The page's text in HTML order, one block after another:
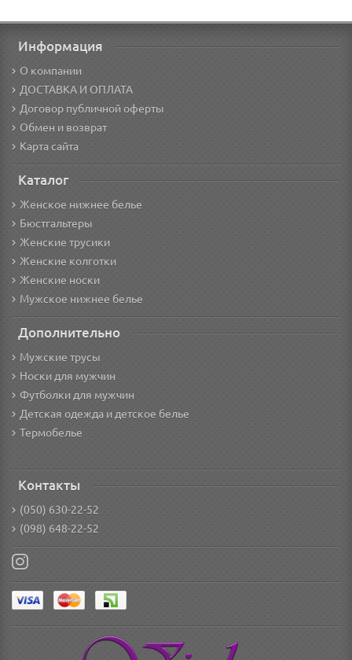
Информация
О компании
ДОСТАВКА И ОПЛАТА
Договор публичной оферты
Обмен и возврат
Карта сайта
Каталог
Женское нижнее белье
Бюстгальтеры
Женские трусики
Женские колготки
Женские носки
Мужское нижнее белье
Дополнительно
Мужские трусы
Носки для мужчин
Футболки для мужчин
Детская одежда и детское белье
Термобелье
Контакты
(050) 630-22-52
(098) 648-22-52